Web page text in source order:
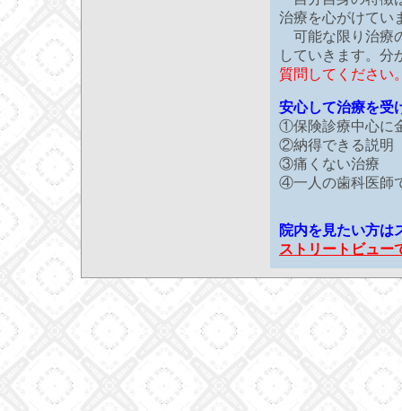
治療を心がけてい
可能な限り治療
していきます。分
質問してください
安心して治療を受
①保険診療中心に
②納得できる説明
③痛くない治療
④一人の歯科医師
院内を見たい方は
ストリートビュー